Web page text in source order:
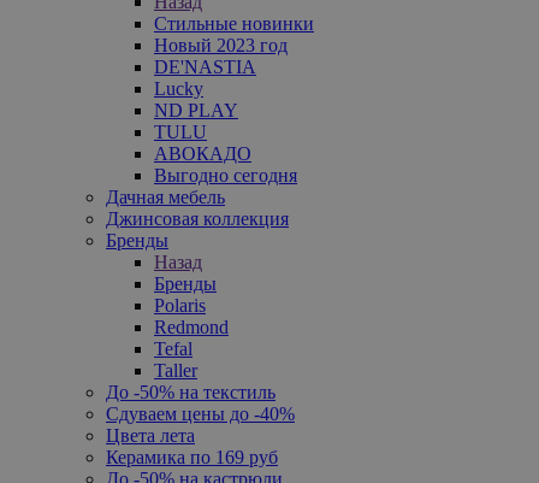
Стильные новинки
Новый 2023 год
DE'NASTIA
Lucky
ND PLAY
TULU
АВОКАДО
Выгодно сегодня
Дачная мебель
Джинсовая коллекция
Бренды
Назад
Бренды
Polaris
Redmond
Tefal
Taller
До -50% на текстиль
Сдуваем цены до -40%
Цвета лета
Керамика по 169 руб
До -50% на кастрюли